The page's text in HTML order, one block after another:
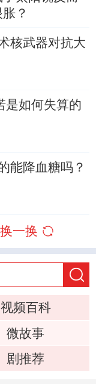
？
核武器对抗大
是如何失算的
能降血糖吗？
换一换
视频百科
微故事
剧推荐